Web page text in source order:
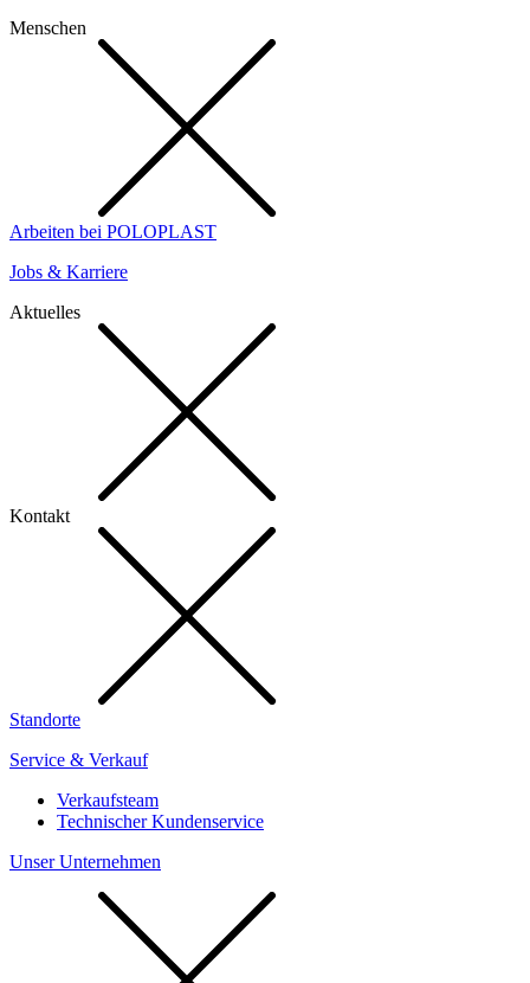
Menschen
Arbeiten bei POLOPLAST
Jobs & Karriere
Aktuelles
Kontakt
Standorte
Service & Verkauf
Verkaufsteam
Technischer Kundenservice
Unser Unternehmen